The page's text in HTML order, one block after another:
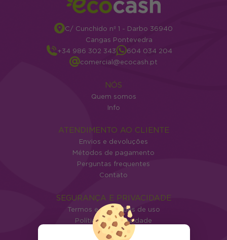
C/ Cunchido nº 1 - Darbo 36940
Cangas Pontevedra
+34 986 302 343
604 034 204
comercial@ecocash.pt
NÓS
Quem somos
Info
ATENDIMENTO AO CLIENTE
Envios e devoluções
Métodos de pagamento
Perguntas frequentes
Contato
SEGURANÇA E PRIVACIDADE
Termos e condições de uso
Política de privacidade
Política de cookies